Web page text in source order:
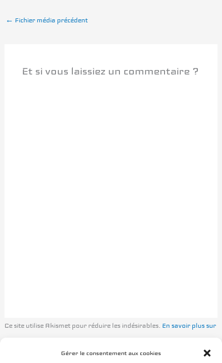
Gérer le consentement aux cookies
← Fichier média précédent
Et si vous laissiez un commentaire ?
Ce site utilise Akismet pour réduire les indésirables. En savoir plus sur